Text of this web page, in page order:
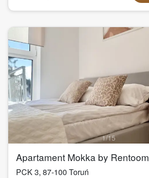
1/15
Apartament Mokka by Rentoom
PCK 3, 87-100 Toruń